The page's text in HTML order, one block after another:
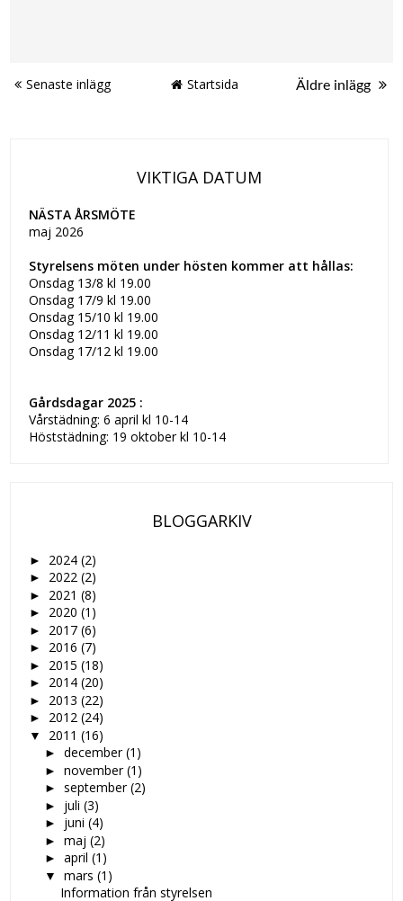
Senaste inlägg Äldre inlägg
Startsida
VIKTIGA DATUM
NÄSTA ÅRSMÖTE
maj 2026
Styrelsens möten under hösten kommer att hållas:
Onsdag 13/8 kl 19.00
Onsdag 17/9 kl 19.00
Onsdag 15/10 kl 19.00
Onsdag 12/11 kl 19.00
Onsdag 17/12 kl 19.00
Gårdsdagar 2025 :
Vårstädning: 6 april kl 10-14
Höststädning: 19 oktober kl 10-14
BLOGGARKIV
► 2024(2)
► 2022(2)
► 2021(8)
► 2020(1)
► 2017(6)
► 2016(7)
► 2015(18)
► 2014(20)
► 2013(22)
► 2012(24)
▼ 2011(16)
► december(1)
► november(1)
► september(2)
► juli (3)
► juni (4)
► maj (2)
► april (1)
▼ mars (1)
Information från styrelsen